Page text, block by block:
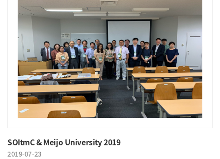
SOItmC & Meijo University 2019
2019-07-23